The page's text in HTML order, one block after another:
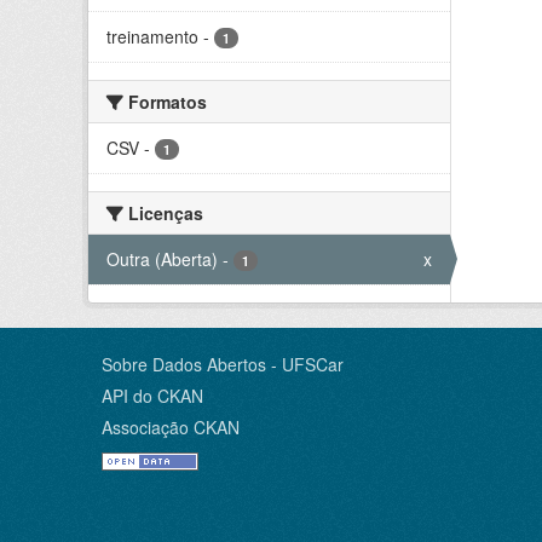
treinamento - 1
Formatos
CSV - 1
Licenças
Outra (Aberta) - 1 x
Sobre Dados Abertos - UFSCar
API do CKAN
Associação CKAN